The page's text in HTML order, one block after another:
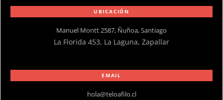
UBICACIÓN
Manuel Montt 2587, Ñuñoa, Santiago
La Florida 453, La Laguna, Zapallar
EMAIL
hola@teloafilo.cl